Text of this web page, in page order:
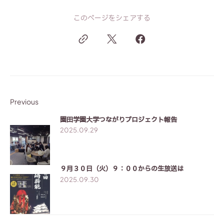
このページをシェアする
Previous
園田学園大学つながりプロジェクト報告
2025.09.29
Next
９月３０日（火）９：００からの生放送は
2025.09.30